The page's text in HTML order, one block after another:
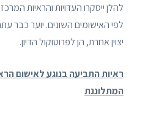
להלן ייסקרו העדויות והראיות
לפי האישומים השונים. יוער כבר
יצוין אחרת, הן לפרוטוקול הדיון.
ראיות התביעה בנוגע לאישום
המתלוננת